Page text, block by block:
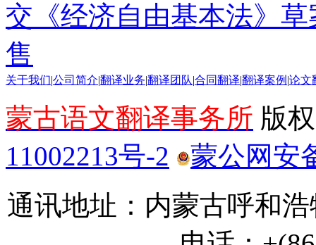
交《经济自由基本法》
售
关于我们 公司简介 翻译业务 翻译团队 合同翻译 翻译案例 论文
蒙古语文翻译事务所 版
11002213号-2
蒙公网安
通讯地址：内蒙古呼和